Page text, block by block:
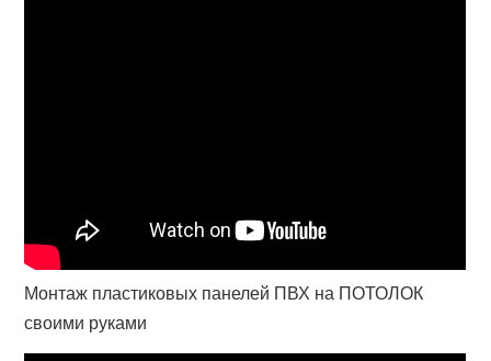
Монтаж пластиковых панелей ПВХ на ПОТОЛОК
своими руками